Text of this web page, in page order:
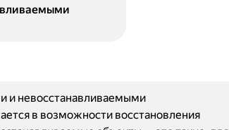
и невосстанавливаемыми
в возможности восстановления